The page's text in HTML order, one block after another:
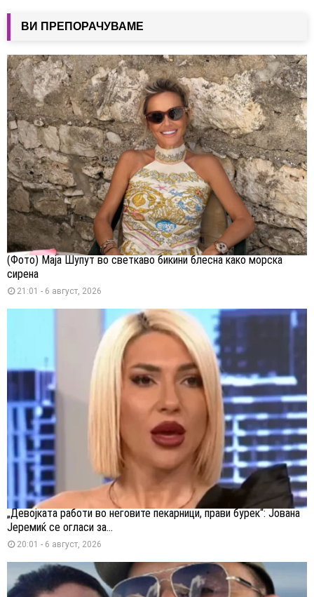
ВИ ПРЕПОРАЧУВАМЕ
(Фото) Маја Шупут во светкаво бикини блесна како морска
сирена
21:01 - 6 август, 2026
„Девојката работи во неговите пекарници, прави бурек“: Јована
Јеремиќ се огласи за...
20:01 - 6 август, 2026